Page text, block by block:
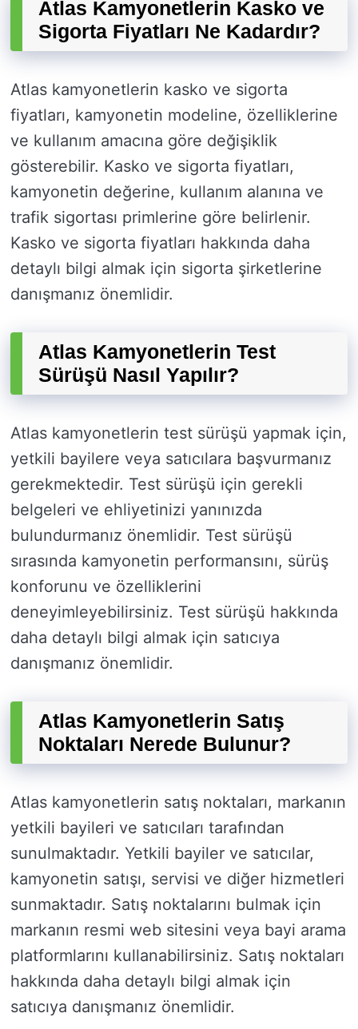
Atlas Kamyonetlerin Kasko ve
Sigorta Fiyatları Ne Kadardır?
Atlas kamyonetlerin kasko ve sigorta
fiyatları, kamyonetin modeline, özelliklerine
ve kullanım amacına göre değişiklik
gösterebilir. Kasko ve sigorta fiyatları,
kamyonetin değerine, kullanım alanına ve
trafik sigortası primlerine göre belirlenir.
Kasko ve sigorta fiyatları hakkında daha
detaylı bilgi almak için sigorta şirketlerine
danışmanız önemlidir.
Atlas Kamyonetlerin Test
Sürüşü Nasıl Yapılır?
Atlas kamyonetlerin test sürüşü yapmak için,
yetkili bayilere veya satıcılara başvurmanız
gerekmektedir. Test sürüşü için gerekli
belgeleri ve ehliyetinizi yanınızda
bulundurmanız önemlidir. Test sürüşü
sırasında kamyonetin performansını, sürüş
konforunu ve özelliklerini
deneyimleyebilirsiniz. Test sürüşü hakkında
daha detaylı bilgi almak için satıcıya
danışmanız önemlidir.
Atlas Kamyonetlerin Satış
Noktaları Nerede Bulunur?
Atlas kamyonetlerin satış noktaları, markanın
yetkili bayileri ve satıcıları tarafından
sunulmaktadır. Yetkili bayiler ve satıcılar,
kamyonetin satışı, servisi ve diğer hizmetleri
sunmaktadır. Satış noktalarını bulmak için
markanın resmi web sitesini veya bayi arama
platformlarını kullanabilirsiniz. Satış noktaları
hakkında daha detaylı bilgi almak için
satıcıya danışmanız önemlidir.